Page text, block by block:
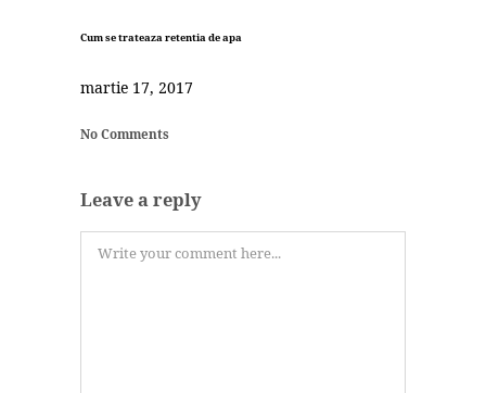
Cum se trateaza retentia de apa
martie 17, 2017
No Comments
Leave a reply